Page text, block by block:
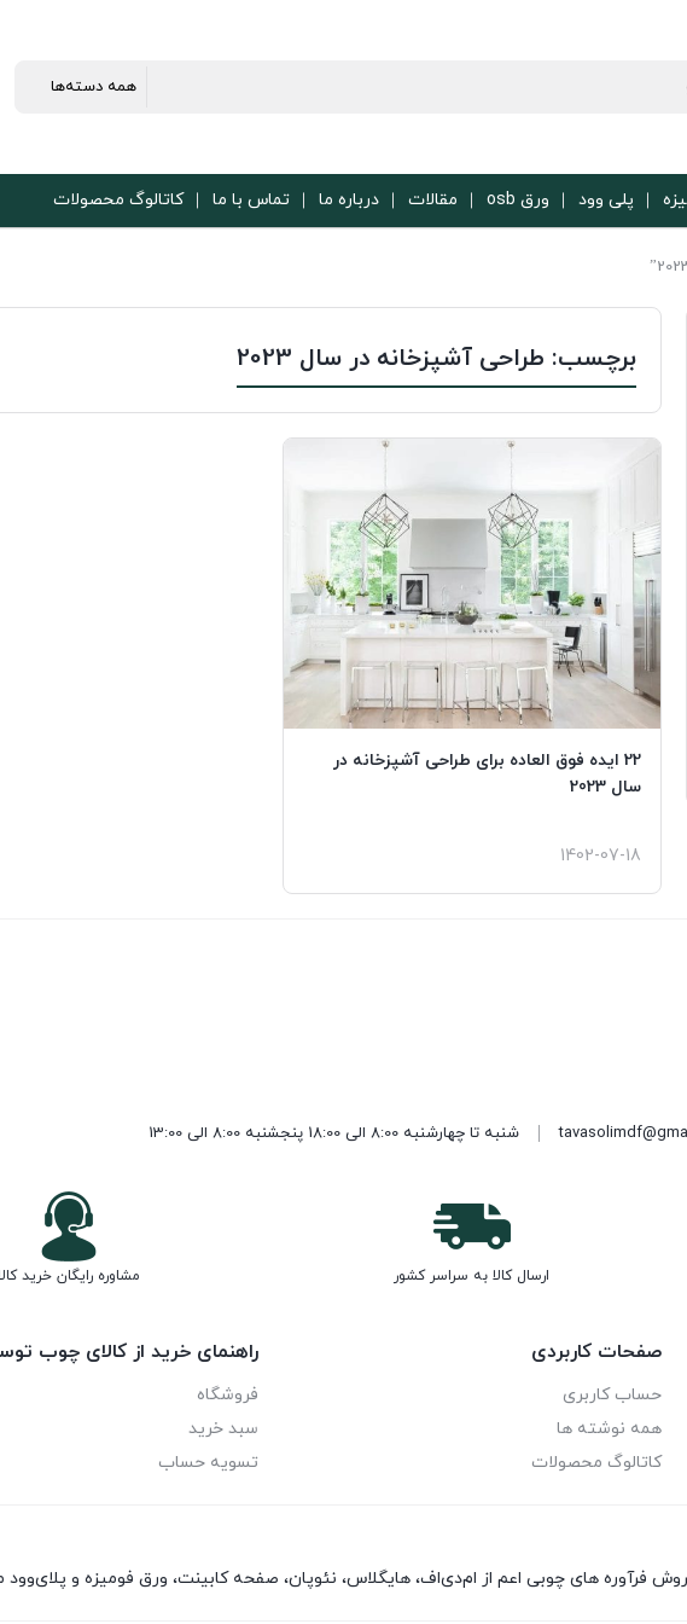
پلی وود ورق osb مقالات درباره ما تماس با ما کاتالوگ محصولات
برچسب: طراحی آشپزخانه در سال 2023
22 ایده فوق العاده برای طراحی آشپزخانه در
سال 2023
1402-07-18
شنبه تا چهارشنبه 8:00 الی 18:00 پنجشنبه 8:00 الی 13:00
ارسال کالا به سراسر کشور مشاوره رایگان خرید
صفحات کاربردی
حساب کاربری
همه نوشته ها
کاتالوگ محصولات
راهنمای خرید از کالای چوب
فروشگاه
سبد خرید
تسویه حساب